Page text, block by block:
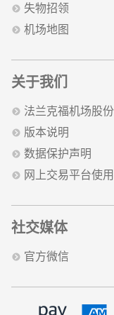
失物招领
机场地图
关于我们
法兰克福机场股
版本说明
数据保护声明
网上交易平台使
社交媒体
官方微信